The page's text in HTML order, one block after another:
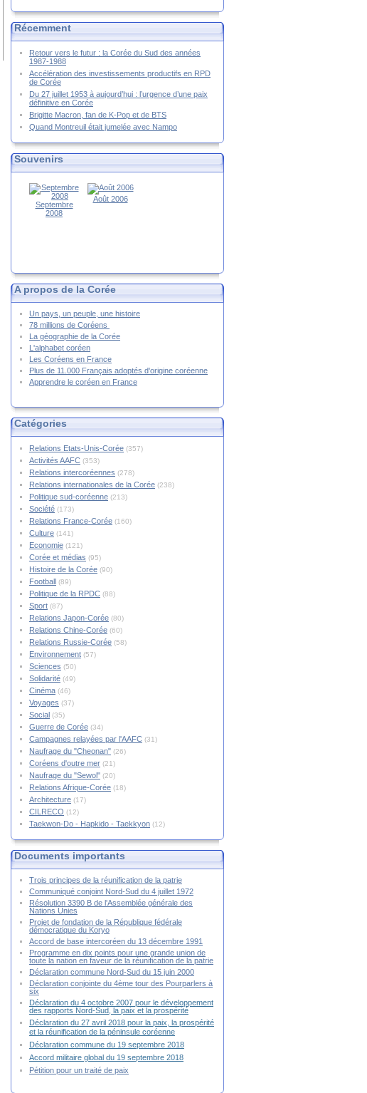
Récemment
Retour vers le futur : la Corée du Sud des années
1987-1988
Accélération des investissements productifs en RPD
de Corée
Du 27 juillet 1953 à aujourd’hui : l’urgence d’une paix
définitive en Corée
Brigitte Macron, fan de K-Pop et de BTS
Quand Montreuil était jumelée avec Nampo
Souvenirs
Septembre
2008
Août 2006
A propos de la Corée
Un pays, un peuple, une histoire
78 millions de Coréens
La géographie de la Corée
L'alphabet coréen
Les Coréens en France
Plus de 11.000 Français adoptés d'origine coréenne
Apprendre le coréen en France
Catégories
Relations Etats-Unis-Corée (357)
Activités AAFC (353)
Relations intercoréennes (278)
Relations internationales de la Corée (238)
Politique sud-coréenne (213)
Société (173)
Relations France-Corée (160)
Culture (141)
Economie (121)
Corée et médias (95)
Histoire de la Corée (90)
Football (89)
Politique de la RPDC (88)
Sport (87)
Relations Japon-Corée (80)
Relations Chine-Corée (60)
Relations Russie-Corée (58)
Environnement (57)
Sciences (50)
Solidarité (49)
Cinéma (46)
Voyages (37)
Social (35)
Guerre de Corée (34)
Campagnes relayées par l'AAFC (31)
Naufrage du "Cheonan" (26)
Coréens d'outre mer (21)
Naufrage du "Sewol" (20)
Relations Afrique-Corée (18)
Architecture (17)
CILRECO (12)
Taekwon-Do - Hapkido - Taekkyon (12)
Documents importants
Trois principes de la réunification de la patrie
Communiqué conjoint Nord-Sud du 4 juillet 1972
Résolution 3390 B de l'Assemblée générale des
Nations Unies
Projet de fondation de la République fédérale
démocratique du Koryo
Accord de base intercoréen du 13 décembre 1991
Programme en dix points pour une grande union de
toute la nation en faveur de la réunification de la patrie
Déclaration commune Nord-Sud du 15 juin 2000
Déclaration conjointe du 4ème tour des Pourparlers à
six
Déclaration du 4 octobre 2007 pour le développement
des rapports Nord-Sud, la paix et la prospérité
Déclaration du 27 avril 2018 pour la paix, la prospérité
et la réunification de la péninsule coréenne
Déclaration commune du 19 septembre 2018
Accord militaire global du 19 septembre 2018
Pétition pour un traité de paix